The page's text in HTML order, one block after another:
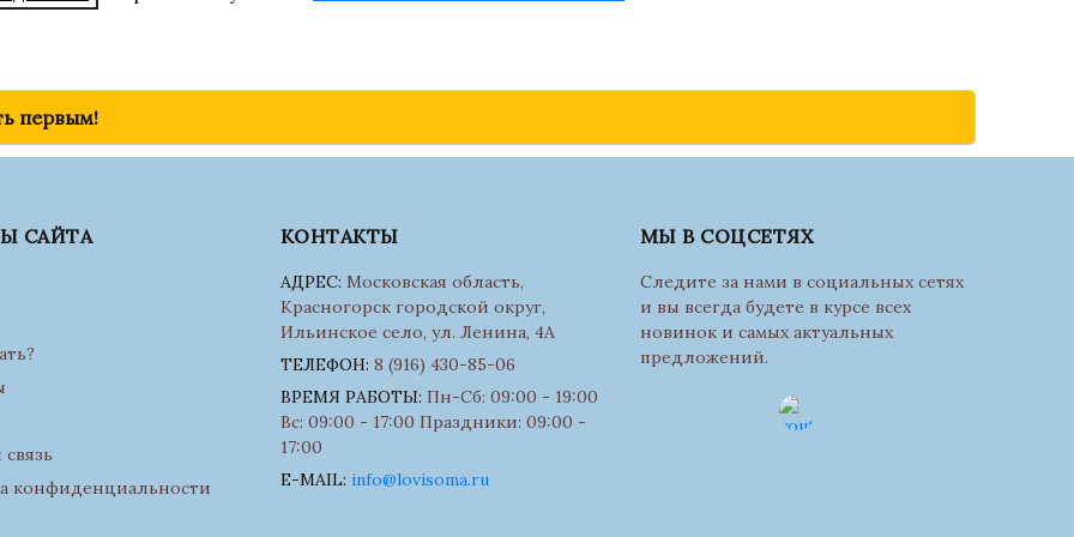
первым!
САЙТА
конфиденциальности
КОНТАКТЫ
АДРЕС: Московская область,
Красногорск городской округ,
Ильинское село, ул. Ленина, 4А
ТЕЛЕФОН: 8 (916) 430-85-06
ВРЕМЯ РАБОТЫ: Пн-Сб: 09:00 - 19:00
Вс: 09:00 - 17:00 Праздники: 09:00 -
17:00
E-MAIL: info@lovisoma.ru
МЫ В СОЦСЕТЯХ
Следите за нами в социальных сетях
и вы всегда будете в курсе всех
новинок и самых актуальных
предложений.